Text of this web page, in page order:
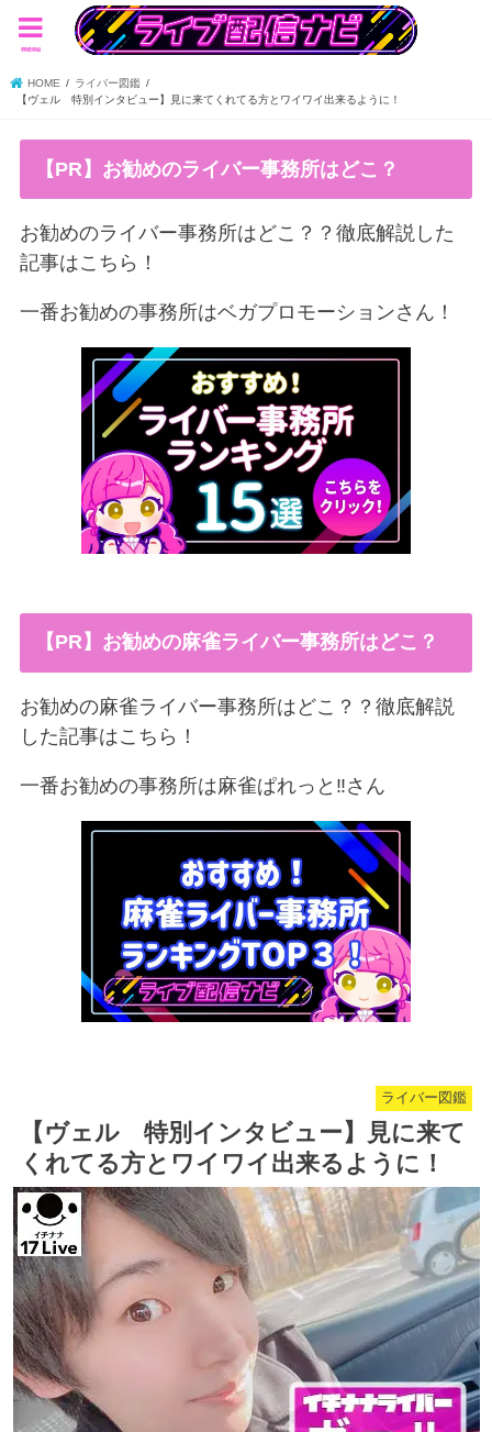
menu
HOME
ライバー図鑑
【ヴェル 特別インタビュー】見に来てくれてる方とワイワイ出来るように！
【PR】お勧めのライバー事務所はどこ？
お勧めのライバー事務所はどこ？？徹底解説した
記事はこちら！
一番お勧めの事務所はベガプロモーションさん！
【PR】お勧めの麻雀ライバー事務所はどこ？
お勧めの麻雀ライバー事務所はどこ？？徹底解説
した記事はこちら！
一番お勧めの事務所は麻雀ぱれっと‼︎さん
ライバー図鑑
【ヴェル 特別インタビュー】見に来て
くれてる方とワイワイ出来るように！